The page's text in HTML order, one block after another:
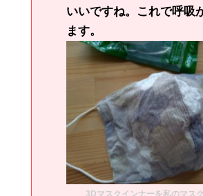
いいですね。これで呼吸
ます。